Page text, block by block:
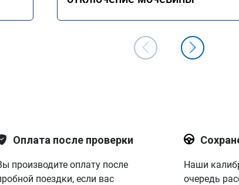
Оплата после проверки
производите оплату после
поездки, если вас
Наши
очередь